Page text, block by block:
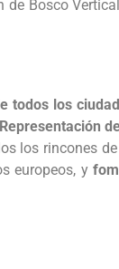
de Bosco
todos los
Representación
los rincones
europeos, y